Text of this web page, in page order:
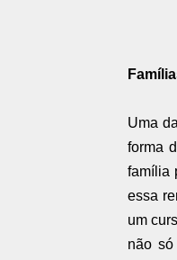
Uma
forma
família
essa
um
não